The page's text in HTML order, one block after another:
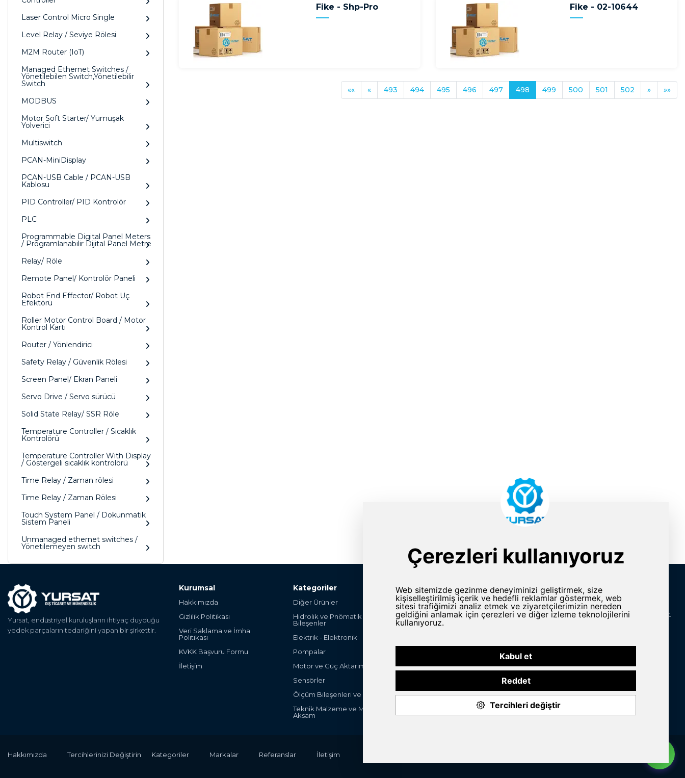
Laser Control Micro Single
Level Relay / Seviye Rölesi
M2M Router (IoT)
Managed Ethernet Switches /
Yönetilebilen Switch,Yönetilebilir
Switch
MODBUS
Motor Soft Starter/ Yumuşak
Yolverici
Multiswitch
PCAN-MiniDisplay
PCAN-USB Cable / PCAN-USB
Kablosu
PID Controller/ PID Kontrolör
PLC
Programmable Digital Panel Meters
/ Programlanabilir Dijital Panel Metre
Relay/ Röle
Remote Panel/ Kontrolör Paneli
Robot End Effector/ Robot Uç
Efektörü
Roller Motor Control Board / Motor
Kontrol Kartı
Router / Yönlendirici
Safety Relay / Güvenlik Rölesi
Screen Panel/ Ekran Paneli
Servo Drive / Servo sürücü
Solid State Relay/ SSR Röle
Temperature Controller / Sıcaklık
Kontrolörü
Temperature Controller With Display
/ Göstergeli sıcaklık kontrolörü
Time Relay / Zaman rölesi
Time Relay / Zaman Rölesi
Touch System Panel / Dokunmatik
Sistem Paneli
Unmanaged ethernet switches /
Yönetilemeyen switch
Fike - Shp-Pro Fike - 02-10644
«« « 493 494 495 496 497 498 499 500 501 502 » »»
Yursat, endüstriyel kuruluşların ihtiyaç duyduğu
yedek parçaların tedariğini yapan bir şirkettir.
Kurumsal
Hakkımızda
Gizlilik Politikası
Veri Saklama ve İmha
Politikası
KVKK Başvuru Formu
İletişim
Kategoriler
Diğer Ürünler
Hidrolik ve Pnömatik
Bileşenler
Elektrik - Elektronik
Pompalar
Motor ve Güç Aktarım Grubu
Sensörler
Ölçüm Bileşenleri ve Cihazları
Teknik Malzeme ve Mekanik
Aksam
Şalter ve Anahtarlar
Hırdavat
Filteleme ve Fan Grubu
İletişim Bilgileri
Adres
Yeni Karaman Mah. Sanayi Cad. 4. Kantar Sok.
+90 224 2400304
E-Posta
info@yursat.com.tr
Bizi Takip Edin
Hakkımızda Tercihlerinizi Değiştirin Kategoriler Markalar Referanslar İletişim